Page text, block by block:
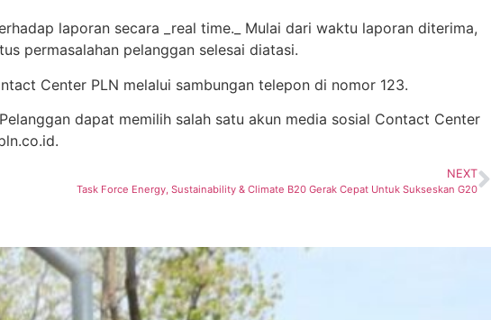
laporan secara _real time._ Mulai dari waktu laporan diterima,
permasalahan pelanggan selesai diatasi.
Center PLN melalui sambungan telepon di nomor 123.
dapat memilih salah satu akun media sosial Contact Center
NEXT
Task Force Energy, Sustainability & Climate B20 Gerak Cepat Untuk Sukseskan G20